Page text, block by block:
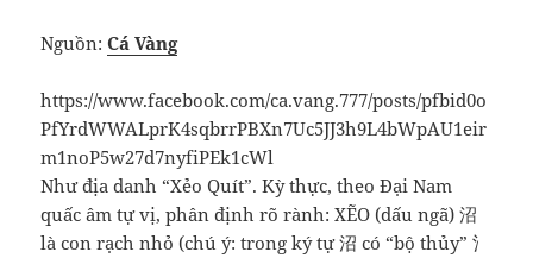
Nguồn:Cá Vàng
https://www.facebook.com/ca.vang.777/posts/pfbid0o
PfYrdWWALprK4sqbrrPBXn7Uc5JJ3h9L4bWpAU1eir
m1noP5w27d7nyfiPEk1cWl
Như địa danh “Xẻo Quít”. Kỳ thực, theo Đại Nam
quấc âm tự vị, phân định rõ rành: XẼO (dấu ngã) 沼
là con rạch nhỏ (chú ý: trong ký tự 沼 có “bộ thủy” 氵